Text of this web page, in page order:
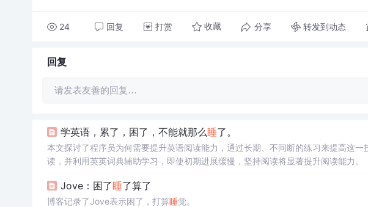
24 回复 打赏 收藏 分享 转发到动态
回复
请发表友善的回复…
学英语，累了，困了，不能就那么睡了。
本文探讨了程序员为何需要提升英语阅读能力，通过长期、不间断的练习来提高这
读，并利用英英词典辅助学习，即使初期进展缓慢，坚持阅读将显著提升阅读能力。
Jove：困了睡了算了
博客记录了Jove表示困了，打算睡觉。